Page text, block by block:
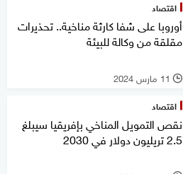
اقتصاد
أوروبا على شفا كارثة مناخية.. تحذيرات
مقلقة من وكالة للبيئة
l 11 مارس 2024
اقتصاد
نقص التمويل المناخي بإفريقيا سيبلغ
2.5 تريليون دولار في 2030